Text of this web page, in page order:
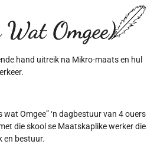
Omgee)
hand uitreik na Mikro-maats en hul
Omgee” ‘n dagbestuur van 4 ouers
die skool se Maatskaplike werker die
en bestuur.